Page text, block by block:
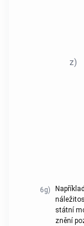
z)
6g)
státní
znění